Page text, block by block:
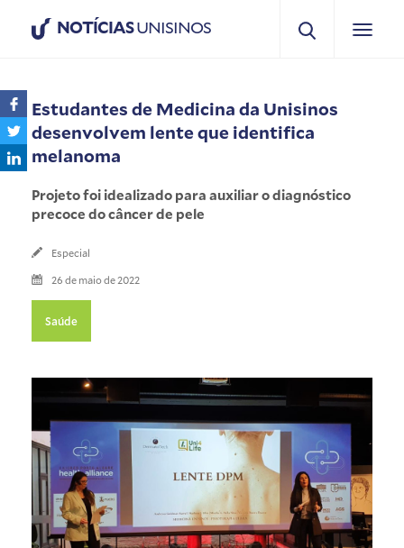
NOTÍCIASUNISINOS
Estudantes de Medicina da Unisinos
desenvolvem lente que identifica
melanoma
Projeto foi idealizado para auxiliar o diagnóstico
precoce do câncer de pele
Especial
26 de maio de 2022
Saúde